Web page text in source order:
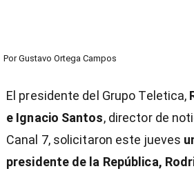
Por Gustavo Ortega Campos
El presidente del Grupo Teletica,
e Ignacio Santos, director de
Canal 7, solicitaron este jueves
presidente de la República,